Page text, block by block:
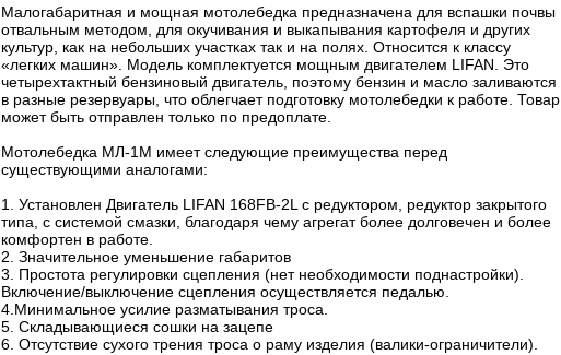
Малогабаритная и мощная мотолебедка предназначена для вспашки почвы
отвальным методом, для окучивания и выкапывания картофеля и других
культур, как на небольших участках так и на полях. Относится к классу
«легких машин». Модель комплектуется мощным двигателем LIFAN. Это
четырехтактный бензиновый двигатель, поэтому бензин и масло заливаются
в разные резервуары, что облегчает подготовку мотолебедки к работе. Товар
может быть отправлен только по предоплате.
Мотолебедка МЛ-1М имеет следующие преимущества перед
существующими аналогами:
1. Установлен Двигатель LIFAN 168FB-2L с редуктором, редуктор закрытого
типа, с системой смазки, благодаря чему агрегат более долговечен и более
комфортен в работе.
2. Значительное уменьшение габаритов
3. Простота регулировки сцепления (нет необходимости поднастройки).
Включение/выключение сцепления осуществляется педалью.
4.Минимальное усилие разматывания троса.
5. Складывающиеся сошки на зацепе
6. Отсутствие сухого трения троса о раму изделия (валики-ограничители).